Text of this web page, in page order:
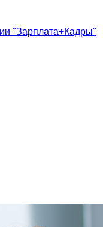
"Зарплата+Кадры"